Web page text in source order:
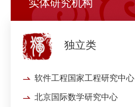
实体研究机构
独立类
软件工程国家工程研究中心
北京国际数学研究中心